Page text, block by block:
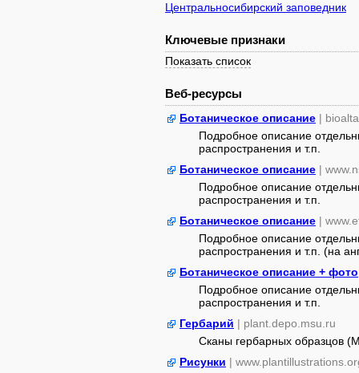
Центральносибирский заповедник
Ключевые признаки
Показать список
Веб-ресурсы
Ботаническое описание |
Подробное описание
распространения и т.п.
Ботаническое описание |
Подробное описание
распространения и т.п.
Ботаническое описание |
Подробное описание
распространения и т.п. (на
Ботаническое описание + фото
Подробное описание
распространения и т.п.
Гербарий | plant.depo.msu.ru
Сканы гербарных образцов
Рисунки |